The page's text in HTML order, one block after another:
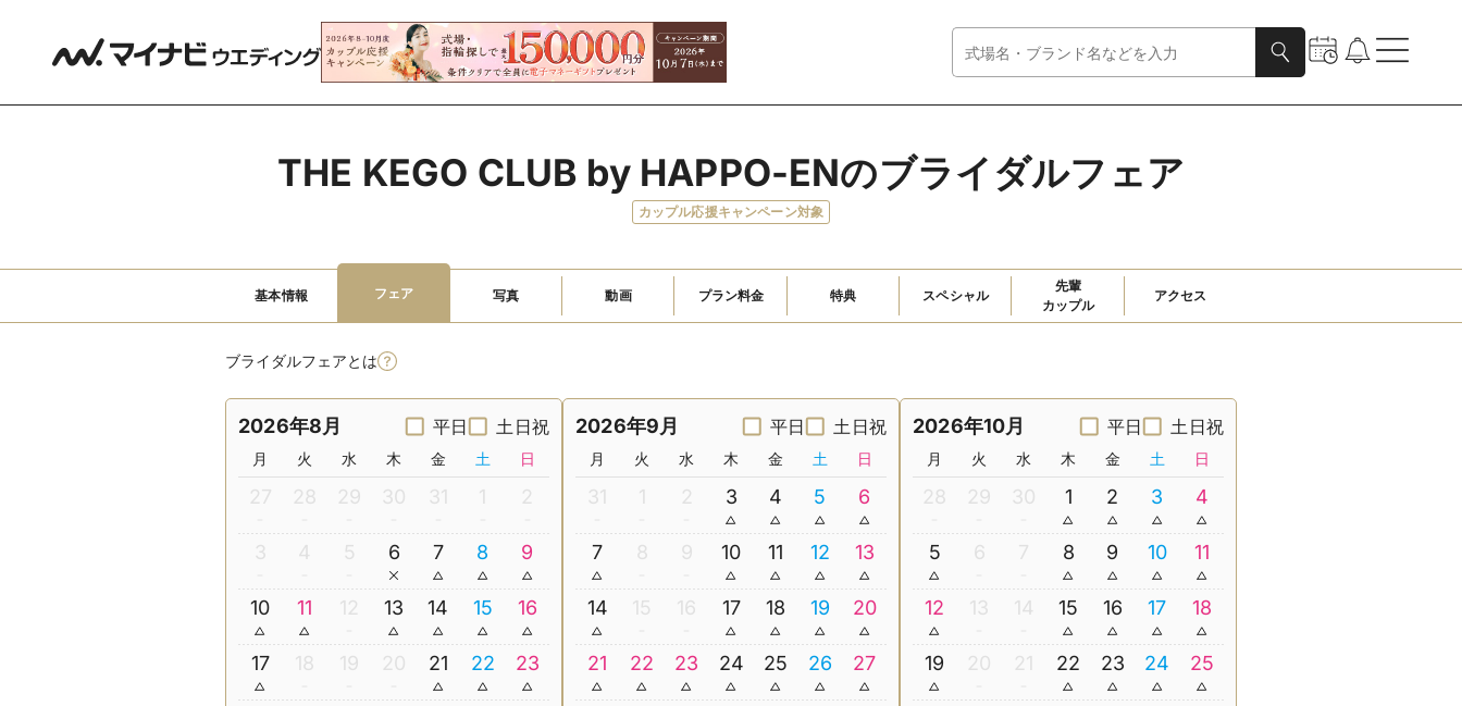
THE KEGO CLUB by HAPPO-ENのブライダルフェア
カップル応援キャンペーン対象
基本情報 フェア 写真 動画 プラン料金 特典 スペシャル
先輩
カップル
アクセス
ブライダルフェアとは
2026年8月 平日 土日祝
月 火 水 木 金 土 日
27 28 29 30 31 1 2
3 4 5 6 7 8 9
10 11 12 13 14 15 16
17 18 19 20 21 22 23
2026年9月 平日 土日祝
月 火 水 木 金 土 日
31 1 2 3 4 5 6
7 8 9 10 11 12 13
14 15 16 17 18 19 20
21 22 23 24 25 26 27
2026年10月 平日 土日祝
月 火 水 木 金 土 日
28 29 30 1 2 3 4
5 6 7 8 9 10 11
12 13 14 15 16 17 18
19 20 21 22 23 24 25